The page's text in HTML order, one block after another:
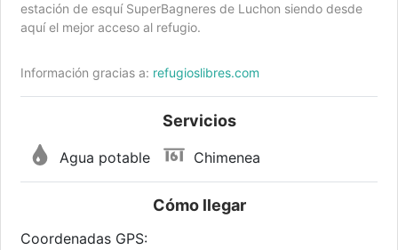
estación de esquí SuperBagneres de Luchon siendo desde
aquí el mejor acceso al refugio.
Información gracias a: refugioslibres.com
Servicios
Agua potable Chimenea
Cómo llegar
Coordenadas GPS: